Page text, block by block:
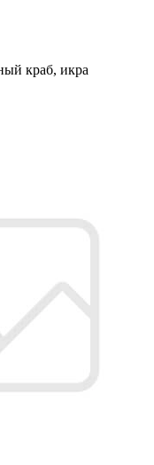
краб, икра